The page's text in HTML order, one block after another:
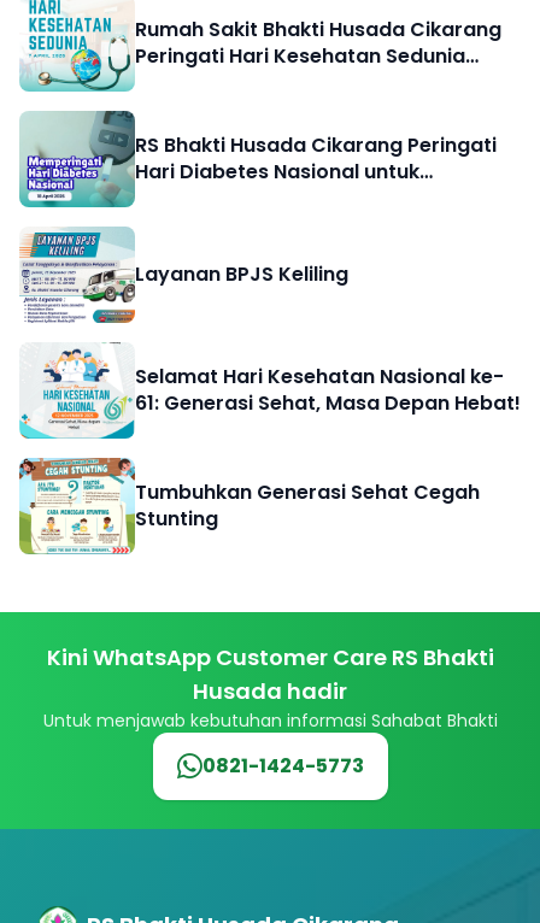
Rumah Sakit Bhakti Husada Cikarang
Peringati Hari Kesehatan Sedunia
RS Bhakti Husada Cikarang Peringati
Hari Diabetes Nasional untuk
Layanan BPJS Keliling
Selamat Hari Kesehatan Nasional ke-
61: Generasi Sehat, Masa Depan Hebat!
Tumbuhkan Generasi Sehat Cegah
Stunting
Kini WhatsApp Customer Care RS Bhakti
Husada hadir
Untuk menjawab kebutuhan informasi Sahabat Bhakti
0821-1424-5773